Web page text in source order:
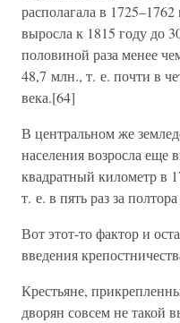
располагала в
выросла к 1815 году до
половиной раза менее
48,7 млн., т. е. почти в
века.[64]
В центральном же
населения возросла
квадратный километр в
т. е. в пять раз за
Вот этот-то фактор и
введения
Крестьяне,
дворян совсем не такой